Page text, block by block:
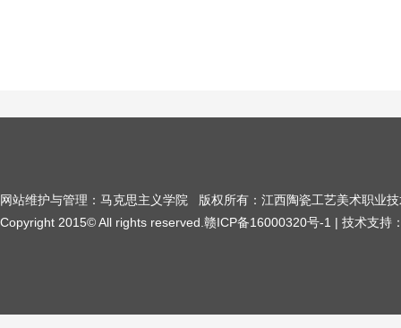
网站维护与管理：马克思主义学院 版权所有：江西陶瓷工艺美术职业
Copyright 2015© All rights reserved.赣ICP备16000320号-1 | 技术支持